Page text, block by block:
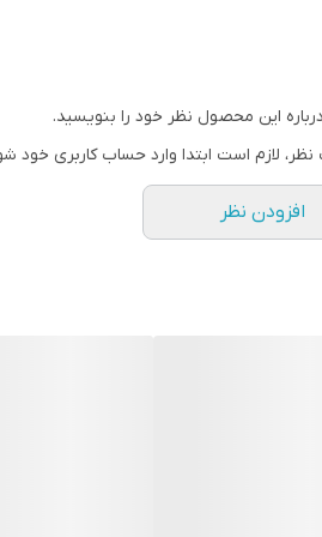
این محصول نظر خود را بنویسید.
نظر، لازم است ابتدا وارد حساب کاربری خود
افزودن نظر